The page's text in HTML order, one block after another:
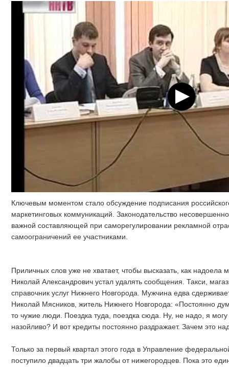
Ключевым моментом стало обсуждение подписания
маркетинговых коммуникаций. Законодательство
важной составляющей при саморегулировании рекламной
самоограничений ее участниками.
Приличных слов уже не хватает, чтобы высказать, как
Николай Александрович устал удалять сообщения. Такси,
справочник услуг Нижнего Новгорода. Мужчина едва
Николай Мясников, житель Нижнего Новгорода: «Постоянно
то чужие люди. Поездка туда, поездка сюда. Ну, не надо, я
назойливо? И вот кредиты постоянно раздражает. Зачем это
Только за первый квартал этого года в Управление
поступило двадцать три жалобы от нижегородцев. Пока это